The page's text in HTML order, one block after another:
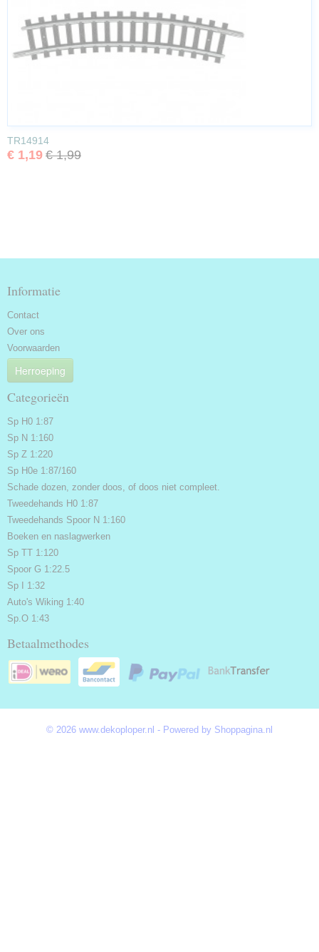
TR14914
€ 1,19 € 1,99
Informatie
Contact
Over ons
Voorwaarden
Herroeping
Categorieën
Sp H0 1:87
Sp N 1:160
Sp Z 1:220
Sp H0e 1:87/160
Schade dozen, zonder doos, of doos niet compleet.
Tweedehands H0 1:87
Tweedehands Spoor N 1:160
Boeken en naslagwerken
Sp TT 1:120
Spoor G 1:22.5
Sp I 1:32
Auto's Wiking 1:40
Sp.O 1:43
Betaalmethodes
© 2026 www.dekoploper.nl - Powered by Shoppagina.nl